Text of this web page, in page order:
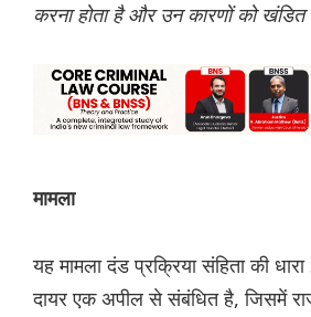
करना होता है और उन कारणों को खंडित
मामला
यह मामला दंड प्रक्रिया संहिता की
दायर एक अपील से संबंधित है, जिसमें